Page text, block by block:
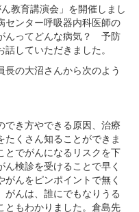
教育講演会」を開催しまし
センター呼吸器内科医師の
んってどんな病気？ 予防
していただきました。
の大沼さんから次のよう
でき方やできる原因、治療
くさん知ることができま
とでがんになるリスクを下
検診を受けることで早く
んをピンポイントで無く
んは、誰にでもなりうる
ともわかりました。倉島先